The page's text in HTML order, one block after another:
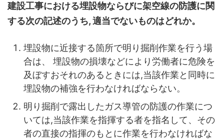
建設工事における埋設物ならびに架空線の防護に関
する次の記述のうち, 適当でないものはどれか。
埋設物に近接する箇所で明り掘削作業を行う場
合は、 埋設物の損壊などにより労働者に危険を
及ぼすおそれのあるときには,当該作業と同時に
埋設物の補強を行わなければならない。
明り掘削で露出したガス導管の防護の作業につ
いては,当該作業を指揮する者を指名して、その
者の直接の指揮のもとに作業を行わなければな